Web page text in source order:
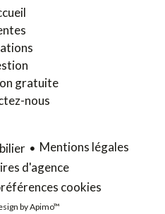
gratuite
nous
Mentions légales
d'agence
cookies
byApimo™